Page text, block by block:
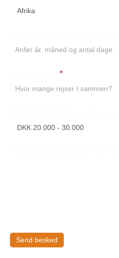
*
Send besked